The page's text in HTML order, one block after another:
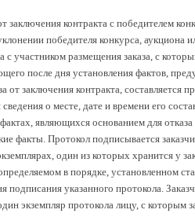
заключения контракта с победителем
победителя конкурса, аукциона
с участником размещения заказа, с
после дня установления фактов,
от заключения контракта, составляется
о месте, дате и времени его
являющихся основанием для
факты. Протокол подписывается
один из которых хранится у
в порядке, установленном
подписания указанного протокола.
экземпляр протокола лицу, с которым